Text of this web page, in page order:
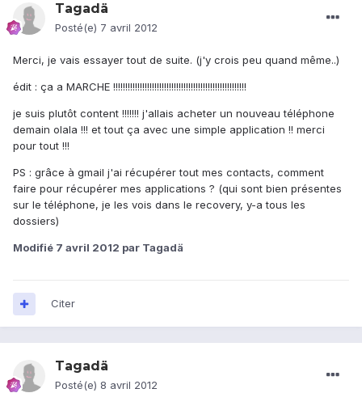
Tagadä
Posté(e) 7 avril 2012
Merci, je vais essayer tout de suite. (j'y crois peu quand même..)
édit : ça a MARCHE !!!!!!!!!!!!!!!!!!!!!!!!!!!!!!!!!!!!!!!!!!!!!!!!!!!!!!!
je suis plutôt content !!!!!!! j'allais acheter un nouveau téléphone
demain olala !!! et tout ça avec une simple application !! merci
pour tout !!!
PS : grâce à gmail j'ai récupérer tout mes contacts, comment
faire pour récupérer mes applications ? (qui sont bien présentes
sur le téléphone, je les vois dans le recovery, y-a tous les
dossiers)
Modifié 7 avril 2012 par Tagadä
Citer
Tagadä
Posté(e) 8 avril 2012